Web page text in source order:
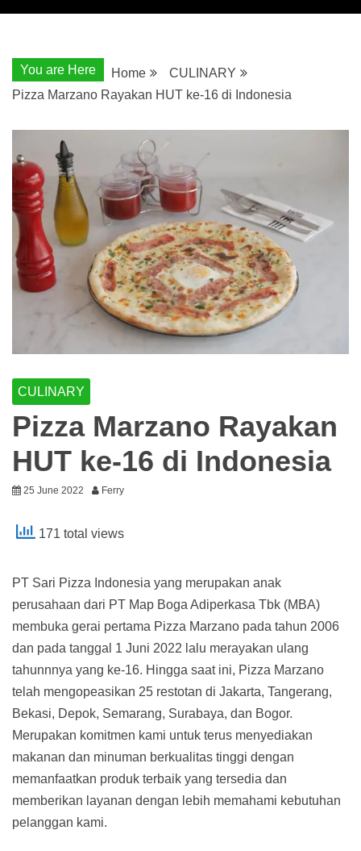
You are Here Home
CULINARY
Pizza Marzano Rayakan HUT ke-16 di Indonesia
CULINARY
Pizza Marzano Rayakan
HUT ke-16 di Indonesia
25 June 2022 Ferry
171 total views
PT Sari Pizza Indonesia yang merupakan anak
perusahaan dari PT Map Boga Adiperkasa Tbk (MBA)
membuka gerai pertama Pizza Marzano pada tahun 2006
dan pada tanggal 1 Juni 2022 lalu merayakan ulang
tahunnnya yang ke-16. Hingga saat ini, Pizza Marzano
telah mengopeasikan 25 restotan di Jakarta, Tangerang,
Bekasi, Depok, Semarang, Surabaya, dan Bogor.
Merupakan komitmen kami untuk terus menyediakan
makanan dan minuman berkualitas tinggi dengan
memanfaatkan produk terbaik yang tersedia dan
memberikan layanan dengan lebih memahami kebutuhan
pelanggan kami.